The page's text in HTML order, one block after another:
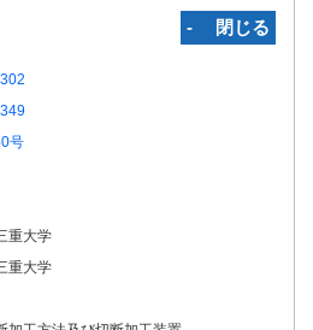
‐ 閉じる
号
重大学
重大学